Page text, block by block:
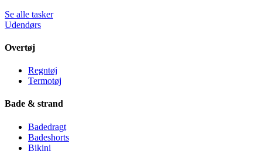
Se alle tasker
Udendørs
Overtøj
Regntøj
Termotøj
Bade & strand
Badedragt
Badeshorts
Bikini